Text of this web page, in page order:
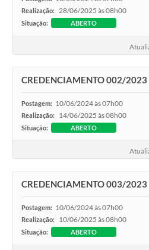
Realização: 28/06/2025 às 08h00
Situação: ABERTO
CREDENCIAMENTO 002/2023
Postagem: 10/06/2024 às 07h00
Realização: 14/06/2025 às 08h00
Situação: ABERTO
CREDENCIAMENTO 003/2023
Postagem: 10/06/2024 às 07h00
Realização: 10/06/2025 às 08h00
Situação: ABERTO